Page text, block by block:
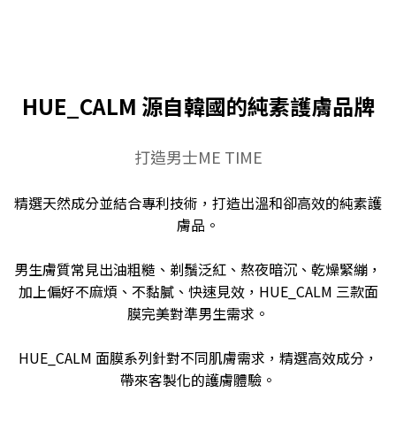
HUE_CALM 源自韓國的純素護膚品牌
打造男士ME TIME
精選天然成分並結合專利技術，打造出溫和卻高效的純素護
膚品。
男生膚質常見出油粗糙、剃鬚泛紅、熬夜暗沉、乾燥緊繃，
加上偏好不麻煩、不黏膩、快速見效，HUE_CALM 三款面
膜完美對準男生需求。
HUE_CALM 面膜系列針對不同肌膚需求，精選高效成分，
帶來客製化的護膚體驗。